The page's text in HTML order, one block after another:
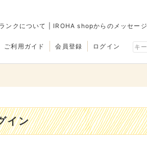
ンクについて IROHA shopからのメッセージ
会員登録 ログイン
ご利用ガイド
イン